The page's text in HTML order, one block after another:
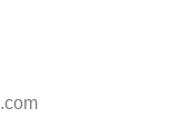
.com